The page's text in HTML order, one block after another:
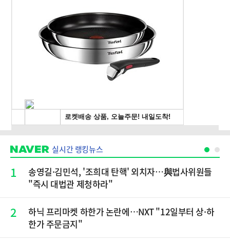
실시간 랭킹뉴스
1
송영길·김민석, '조희대 탄핵' 외치자…與법사위원들
"즉시 대법관 제청하라"
2
하닉 프리마켓 하한가 논란에…NXT "12일부터 상·하
한가 주문금지"